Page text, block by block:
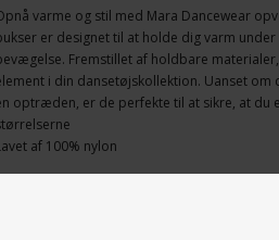
varme og stil med Mara Dancewear
er designet til at holde dig varm
Fremstillet af holdbare
i din dansetøjskollektion. Uanset
optræden, er de perfekte til at sikre, at
af 100% nylon
(Alle Mara Dancewear styles leveres i en fin